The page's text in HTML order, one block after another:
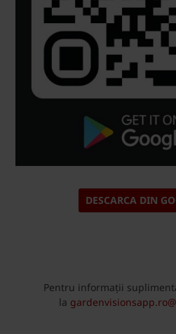
DESCARCA DIN
Pentru informații
la